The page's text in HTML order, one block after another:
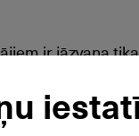
ir jāzvana